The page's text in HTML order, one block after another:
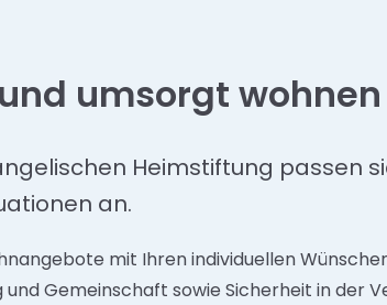
umsorgt wohnen
Heimstiftung passen
an.
mit Ihren individuellen
Gemeinschaft sowie Sicherheit in der